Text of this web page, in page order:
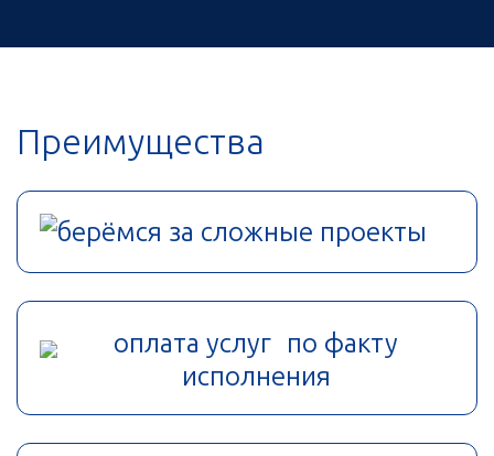
Преимущества
берёмся за сложные проекты
оплата услуг по факту
исполнения